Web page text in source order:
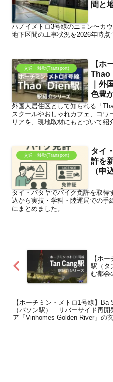
間と
ハノイメトロ3号線のニョン〜カ
地下区間の工事状況を2026年時点
交通・移動(Transport)
【ホ
Thao
｜外
色豊
外国人居住区として知られる「
スクールやおしゃれカフェ、コワ
リアを、現地取材にもとづいて紹
交通・移動(Transport)
タイ
許を
（申
タイ・パタヤでバイク免許を取得
込から実技・学科・陸運局での手
にまとめました。
【ホ
駅（タ
む都会
【ホーチミン・メトロ1号線】Ba
（バソン駅）｜リバーサイド再開
ア「Vinhomes Golden River」の